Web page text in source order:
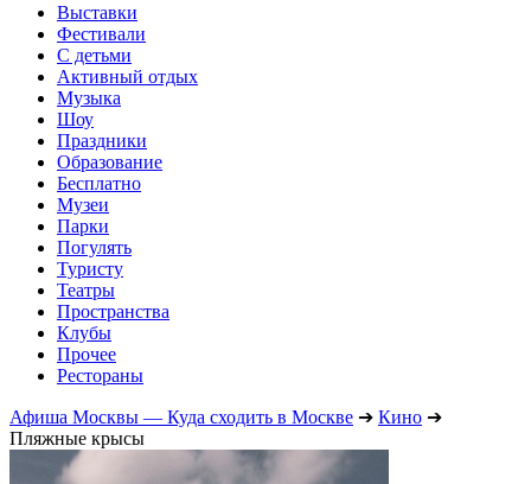
Выставки
Фестивали
С детьми
Активный отдых
Музыка
Шоу
Праздники
Образование
Бесплатно
Музеи
Парки
Погулять
Туристу
Театры
Пространства
Клубы
Прочее
Рестораны
Афиша Москвы — Куда сходить в Москве ➔ Кино ➔
Пляжные крысы